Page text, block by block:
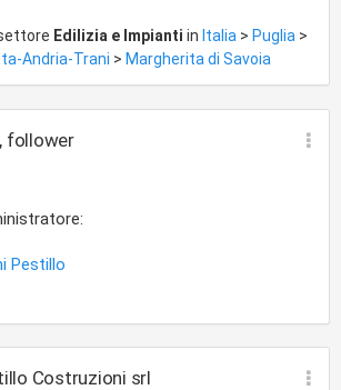
Edilizia e Impianti in Italia > Puglia >
Andria-Trani > Margherita di Savoia
follower
Pestillo
Costruzioni srl